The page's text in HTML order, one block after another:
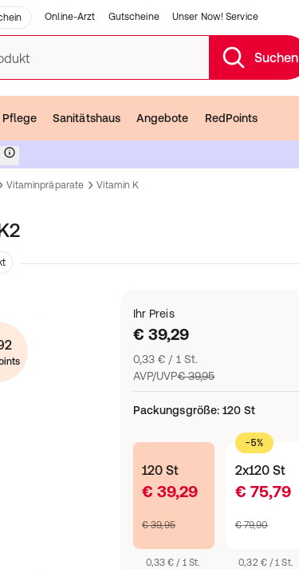
Online-Arzt Gutscheine Unser Now! Service
Suchen
Pflege Sanitätshaus Angebote RedPoints
Vitaminpräparate Vitamin K
Ihr Preis
€ 39,29
0,33 € / 1 St.
AVP/UVP€ 39,95
Packungsgröße:120 St
120 St
€ 39,29
€ 39,95
0,33 € / 1 St.
-5%
2x120 St
€ 75,79
€ 79,90
0,32 € / 1 St.